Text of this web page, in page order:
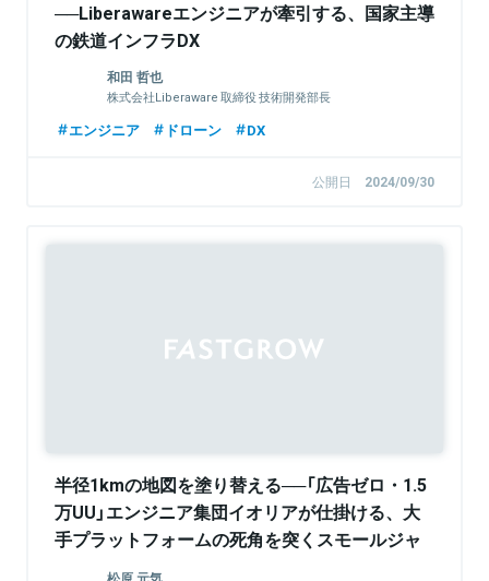
──Liberawareエンジニアが牽引する、国家主導
の鉄道インフラDX
和田 哲也
株式会社Liberaware 取締役 技術開発部長
エンジニア ドローン DX
公開日 2024/09/30
半径1kmの地図を塗り替える──「広告ゼロ・1.5
万UU」エンジニア集団イオリアが仕掛ける、大
手プラットフォームの死角を突くスモールジャ
イアント戦略